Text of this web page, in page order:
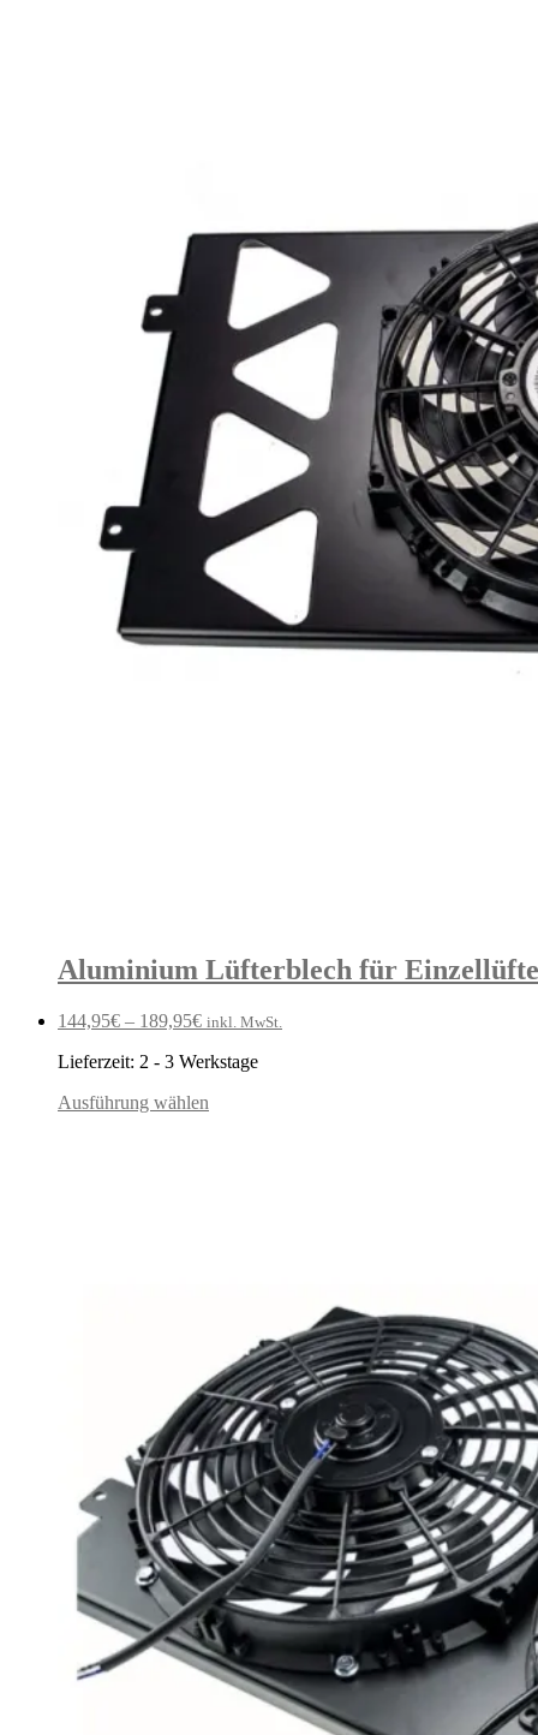
Aluminium Lüfterblech für
144,95€ – 189,95€ inkl. MwSt.
Lieferzeit: 2 - 3 Werkstage
Ausführung wählen